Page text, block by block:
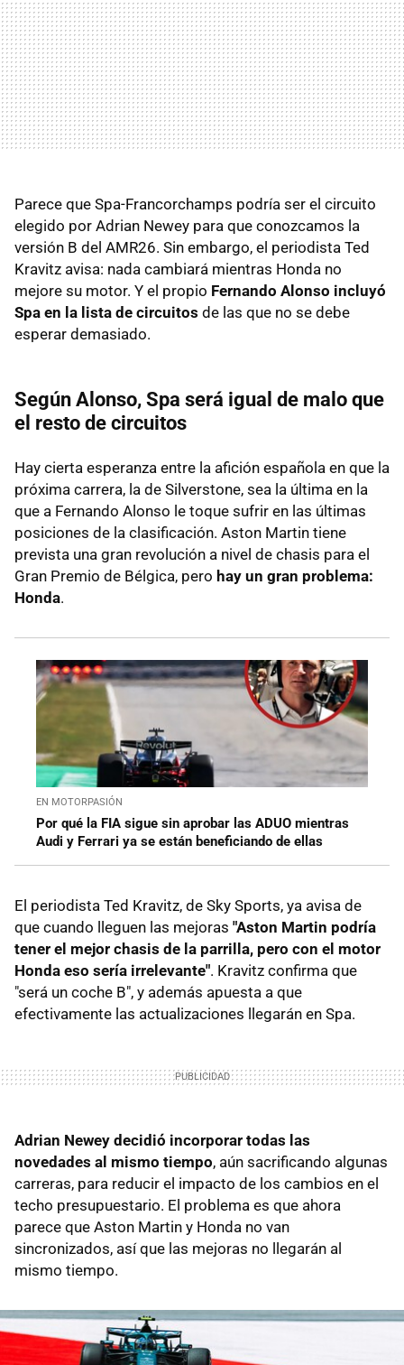
Parece que Spa-Francorchamps podría ser el circuito
elegido por Adrian Newey para que conozcamos la
versión B del AMR26. Sin embargo, el periodista Ted
Kravitz avisa: nada cambiará mientras Honda no
mejore su motor. Y el propio Fernando Alonso incluyó
Spa en la lista de circuitos de las que no se debe
esperar demasiado.
Según Alonso, Spa será igual de malo que
el resto de circuitos
Hay cierta esperanza entre la afición española en que la
próxima carrera, la de Silverstone, sea la última en la
que a Fernando Alonso le toque sufrir en las últimas
posiciones de la clasificación. Aston Martin tiene
prevista una gran revolución a nivel de chasis para el
Gran Premio de Bélgica, pero hay un gran problema:
Honda.
EN MOTORPASIÓN
Por qué la FIA sigue sin aprobar las ADUO mientras
Audi y Ferrari ya se están beneficiando de ellas
El periodista Ted Kravitz, de Sky Sports, ya avisa de
que cuando lleguen las mejoras "Aston Martin podría
tener el mejor chasis de la parrilla, pero con el motor
Honda eso sería irrelevante". Kravitz confirma que
"será un coche B", y además apuesta a que
efectivamente las actualizaciones llegarán en Spa.
Adrian Newey decidió incorporar todas las
novedades al mismo tiempo, aún sacrificando algunas
carreras, para reducir el impacto de los cambios en el
techo presupuestario. El problema es que ahora
parece que Aston Martin y Honda no van
sincronizados, así que las mejoras no llegarán al
mismo tiempo.